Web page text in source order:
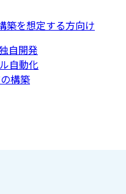
築を想定する方向け
自開発
自動化
構築